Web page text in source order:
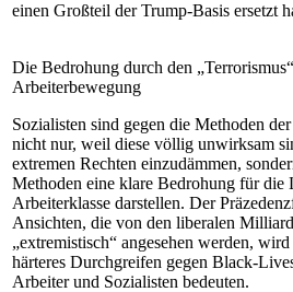
einen Großteil der Trump-Basis ersetzt
Die Bedrohung durch den
Arbeiterbewegung
Sozialisten sind gegen die Methoden
nicht nur, weil diese völlig unwirksam
extremen Rechten einzudämmen,
Methoden eine klare Bedrohung für die
Arbeiterklasse darstellen. Der
Ansichten, die von den liberalen
„extremistisch“ angesehen werden,
härteres Durchgreifen gegen Black-
Arbeiter und Sozialisten bedeuten.